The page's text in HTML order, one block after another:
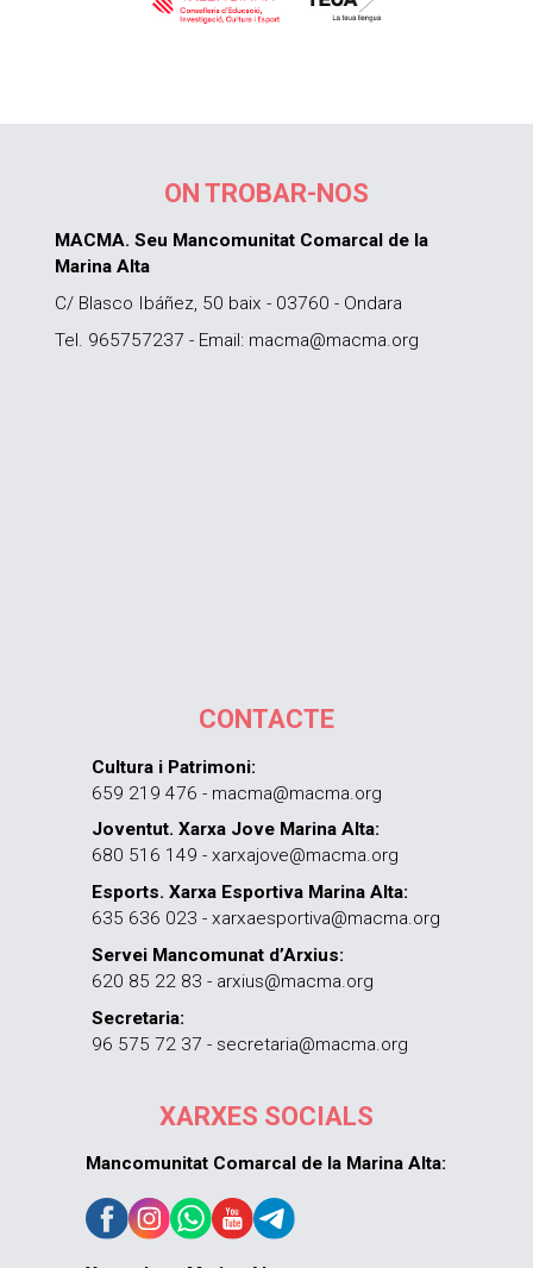
ON TROBAR-NOS
MACMA. Seu Mancomunitat Comarcal de la
Marina Alta
C/ Blasco Ibáñez, 50 baix - 03760 - Ondara
Tel. 965757237 - Email: macma@macma.org
CONTACTE
Cultura i Patrimoni:
659 219 476 - macma@macma.org
Joventut. Xarxa Jove Marina Alta:
680 516 149 - xarxajove@macma.org
Esports. Xarxa Esportiva Marina Alta:
635 636 023 - xarxaesportiva@macma.org
Servei Mancomunat d’Arxius:
620 85 22 83 - arxius@macma.org
Secretaria:
96 575 72 37 - secretaria@macma.org
XARXES SOCIALS
Mancomunitat Comarcal de la Marina Alta: